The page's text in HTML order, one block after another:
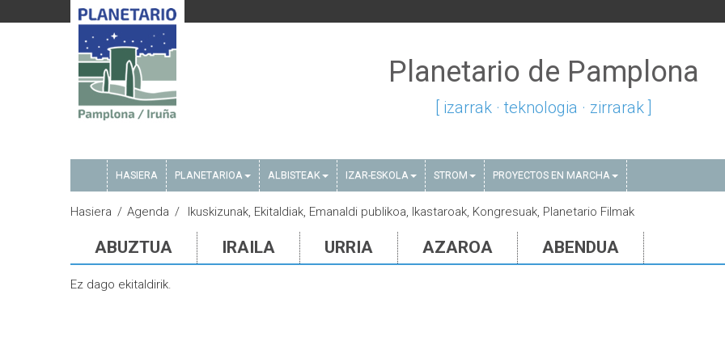
Planetario de Pamplona
[ izarrak · teknologia · zirrarak ]
HASIERA PLANETARIOA ALBISTEAK IZAR-ESKOLA STROM PROYECTOS EN MARCHA
Hasiera Agenda Ikuskizunak, Ekitaldiak, Emanaldi publikoa, Ikastaroak, Kongresuak, Planetario Filmak
ABUZTUA IRAILA URRIA AZAROA ABENDUA
Ez dago ekitaldirik.